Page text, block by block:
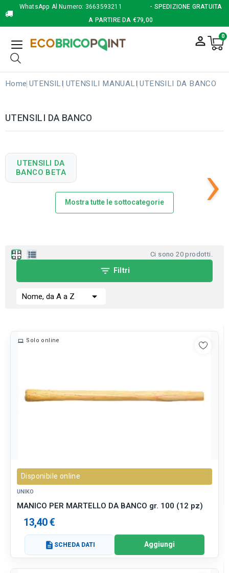
WhatsApp Al Numero: 3663593211
- SPEDIZIONE GRATUITA
A PARTIRE DA €79,00
person_outline 0
Home UTENSILI UTENSILI MANUALI UTENSILI DA BANCO
UTENSILI DA BANCO
UTENSILI DA
BANCO BETA
›
Mostra tutte le sottocategorie
apps view_list Ci sono 20 prodotti.
filter_list Filtri
Nome, da A a Z 
Solo online
Disponibile online
UNIKO
MANICO PER MARTELLO DA BANCO gr. 100 (12 pz)
13,40 €
description SCHEDA DATI Aggiungi